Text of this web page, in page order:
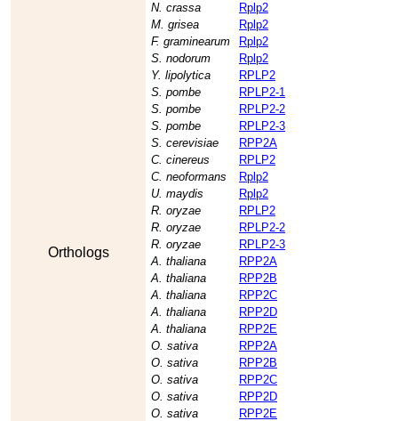
Orthologs
N. crassa
Rplp2
M. grisea
Rplp2
F. graminearum
Rplp2
S. nodorum
Rplp2
Y. lipolytica
RPLP2
S. pombe
RPLP2-1
S. pombe
RPLP2-2
S. pombe
RPLP2-3
S. cerevisiae
RPP2A
C. cinereus
RPLP2
C. neoformans
Rplp2
U. maydis
Rplp2
R. oryzae
RPLP2
R. oryzae
RPLP2-2
R. oryzae
RPLP2-3
A. thaliana
RPP2A
A. thaliana
RPP2B
A. thaliana
RPP2C
A. thaliana
RPP2D
A. thaliana
RPP2E
O. sativa
RPP2A
O. sativa
RPP2B
O. sativa
RPP2C
O. sativa
RPP2D
O. sativa
RPP2E